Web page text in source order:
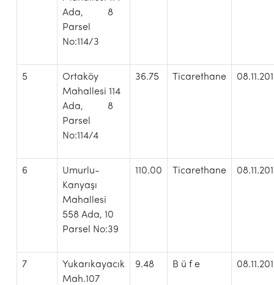
Ada, 8
Parsel
No:114/3
5
Ortaköy
Mahallesi 114
Ada, 8
Parsel
No:114/4
36.75 Ticarethane
6
Umurlu-
Kanyaşı
Mahallesi
558 Ada, 10
Parsel No:39
110.00 Ticarethane
7
Yukarıkayacık
Mah.107
9.48 B ü f e